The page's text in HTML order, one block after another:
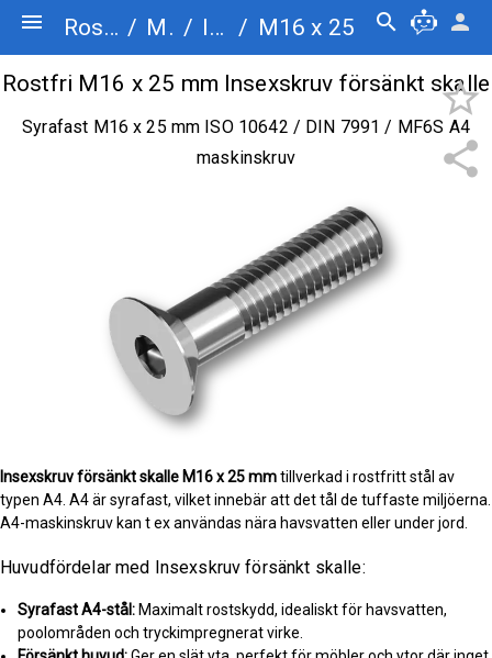
menu Rostfriskruv.se / Maskinskruv / Insexskruv försänkt skalle / M16 x 25 search person
share
star_border
Rostfri M16 x 25 mm Insexskruv försänkt skalle
Syrafast M16 x 25 mm ISO 10642 / DIN 7991 / MF6S A4
maskinskruv
Insexskruv försänkt skalle M16 x 25 mmtillverkad i rostfritt stål av
typen A4. A4 är syrafast, vilket innebär att det tål de tuffaste miljöerna.
A4-maskinskruv kan t ex användas nära havsvatten eller under jord.
Huvudfördelar med Insexskruv försänkt skalle:
Syrafast A4-stål: Maximalt rostskydd, idealiskt för havsvatten,
poolområden och tryckimpregnerat virke.